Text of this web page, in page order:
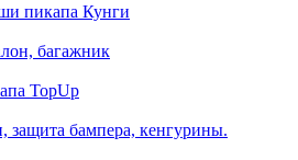
пикапа Кунги
багажник
TopUp
защита бампера, кенгурины.